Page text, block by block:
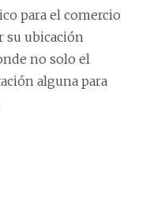
para el comercio
su ubicación
no solo el
alguna para